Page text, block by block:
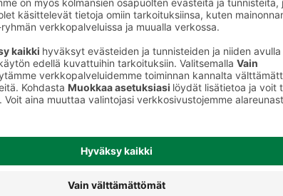
Kasvonaamiot ja seerumit